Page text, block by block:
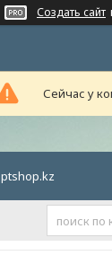
Создать сайт
Сейчас у
ptshop.kz